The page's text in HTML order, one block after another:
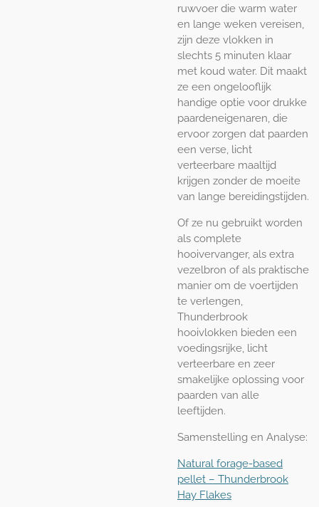
ruwvoer die warm water
en lange weken vereisen,
zijn deze vlokken in
slechts 5 minuten klaar
met koud water. Dit maakt
ze een ongelooflijk
handige optie voor drukke
paardeneigenaren, die
ervoor zorgen dat paarden
een verse, licht
verteerbare maaltijd
krijgen zonder de moeite
van lange bereidingstijden.
Of ze nu gebruikt worden
als complete
hooivervanger, als extra
vezelbron of als praktische
manier om de voertijden
te verlengen,
Thunderbrook
hooivlokken bieden een
voedingsrijke, licht
verteerbare en zeer
smakelijke oplossing voor
paarden van alle
leeftijden.
Samenstelling en Analyse:
Natural forage-based
pellet – Thunderbrook
Hay Flakes